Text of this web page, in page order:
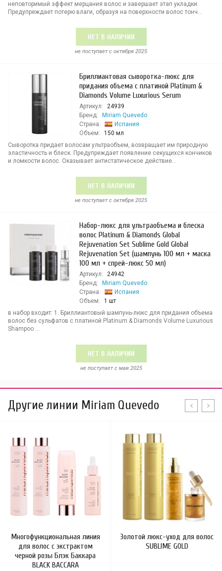
неповторимый эффект мерцания волос и завершает этап укладки.
Предупреждает потерю влаги, образуя на поверхности волос тонч...
НЕТ В НАЛИЧИИ
не поступает c октября 2025
Бриллиантовая сыворотка-люкс для
придания объема с платиной Platinum &
Diamonds Volume Luxurious Serum
Артикул:
24939
Бренд:
Miriam Quevedo
Страна:
Испания
Объем:
150 мл
Сыворотка придает волосам ультраобъем, возвращает им природную
эластичность и блеск. Предупреждает появление секущихся кончиков
и ломкости волос. Оказывает антистатическое действие...
НЕТ В НАЛИЧИИ
не поступает c октября 2025
Набор-люкс для ультраобъема и блеска
волос Platinum & Diamonds Global
Rejuvenation Set Sublime Gold Global
Rejuvenation Set (шампунь 100 мл + маска
100 мл + спрей-люкс 50 мл)
Артикул:
24942
Бренд:
Miriam Quevedo
Страна:
Испания
Объем:
1 шт
в набор входит: 1. Бриллиантовый шампунь-люкс для придания объема
волос без сульфатов с платиной Platinum & Diamonds Volume Luxurious
Shampoo ...
НЕТ В НАЛИЧИИ
не поступает c мая 2025
Другие линии Miriam Quevedo
Многофункциональная линия
для волос с экстрактом
черной розы Блэк Баккара
BLACK BACCARA
Золотой люкс-уход для волос
SUBLIME GOLD